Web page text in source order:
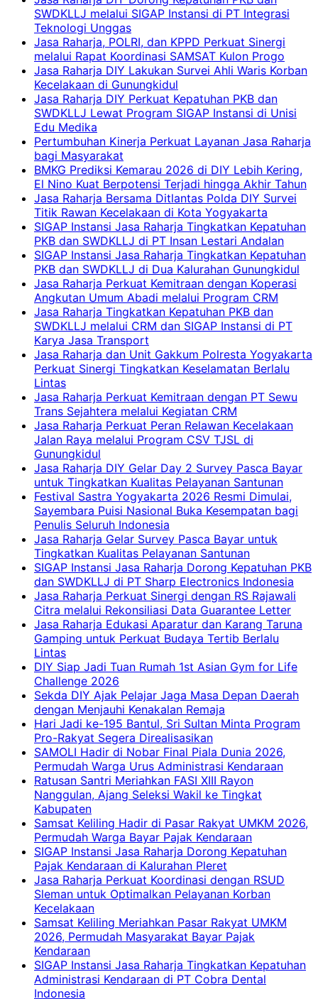
SWDKLLJ melalui SIGAP Instansi di PT Integrasi
Teknologi Unggas
Jasa Raharja, POLRI, dan KPPD Perkuat Sinergi
melalui Rapat Koordinasi SAMSAT Kulon Progo
Jasa Raharja DIY Lakukan Survei Ahli Waris Korban
Kecelakaan di Gunungkidul
Jasa Raharja DIY Perkuat Kepatuhan PKB dan
SWDKLLJ Lewat Program SIGAP Instansi di Unisi
Edu Medika
Pertumbuhan Kinerja Perkuat Layanan Jasa Raharja
bagi Masyarakat
BMKG Prediksi Kemarau 2026 di DIY Lebih Kering,
El Nino Kuat Berpotensi Terjadi hingga Akhir Tahun
Jasa Raharja Bersama Ditlantas Polda DIY Survei
Titik Rawan Kecelakaan di Kota Yogyakarta
SIGAP Instansi Jasa Raharja Tingkatkan Kepatuhan
PKB dan SWDKLLJ di PT Insan Lestari Andalan
SIGAP Instansi Jasa Raharja Tingkatkan Kepatuhan
PKB dan SWDKLLJ di Dua Kalurahan Gunungkidul
Jasa Raharja Perkuat Kemitraan dengan Koperasi
Angkutan Umum Abadi melalui Program CRM
Jasa Raharja Tingkatkan Kepatuhan PKB dan
SWDKLLJ melalui CRM dan SIGAP Instansi di PT
Karya Jasa Transport
Jasa Raharja dan Unit Gakkum Polresta Yogyakarta
Perkuat Sinergi Tingkatkan Keselamatan Berlalu
Lintas
Jasa Raharja Perkuat Kemitraan dengan PT Sewu
Trans Sejahtera melalui Kegiatan CRM
Jasa Raharja Perkuat Peran Relawan Kecelakaan
Jalan Raya melalui Program CSV TJSL di
Gunungkidul
Jasa Raharja DIY Gelar Day 2 Survey Pasca Bayar
untuk Tingkatkan Kualitas Pelayanan Santunan
Festival Sastra Yogyakarta 2026 Resmi Dimulai,
Sayembara Puisi Nasional Buka Kesempatan bagi
Penulis Seluruh Indonesia
Jasa Raharja Gelar Survey Pasca Bayar untuk
Tingkatkan Kualitas Pelayanan Santunan
SIGAP Instansi Jasa Raharja Dorong Kepatuhan PKB
dan SWDKLLJ di PT Sharp Electronics Indonesia
Jasa Raharja Perkuat Sinergi dengan RS Rajawali
Citra melalui Rekonsiliasi Data Guarantee Letter
Jasa Raharja Edukasi Aparatur dan Karang Taruna
Gamping untuk Perkuat Budaya Tertib Berlalu
Lintas
DIY Siap Jadi Tuan Rumah 1st Asian Gym for Life
Challenge 2026
Sekda DIY Ajak Pelajar Jaga Masa Depan Daerah
dengan Menjauhi Kenakalan Remaja
Hari Jadi ke-195 Bantul, Sri Sultan Minta Program
Pro-Rakyat Segera Direalisasikan
SAMOLI Hadir di Nobar Final Piala Dunia 2026,
Permudah Warga Urus Administrasi Kendaraan
Ratusan Santri Meriahkan FASI XIII Rayon
Nanggulan, Ajang Seleksi Wakil ke Tingkat
Kabupaten
Samsat Keliling Hadir di Pasar Rakyat UMKM 2026,
Permudah Warga Bayar Pajak Kendaraan
SIGAP Instansi Jasa Raharja Dorong Kepatuhan
Pajak Kendaraan di Kalurahan Pleret
Jasa Raharja Perkuat Koordinasi dengan RSUD
Sleman untuk Optimalkan Pelayanan Korban
Kecelakaan
Samsat Keliling Meriahkan Pasar Rakyat UMKM
2026, Permudah Masyarakat Bayar Pajak
Kendaraan
SIGAP Instansi Jasa Raharja Tingkatkan Kepatuhan
Administrasi Kendaraan di PT Cobra Dental
Indonesia